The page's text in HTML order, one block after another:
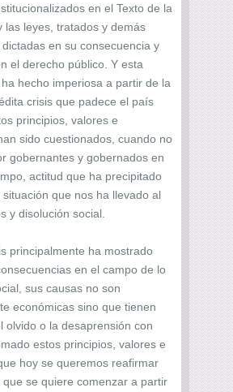
en el Texto de la
las leyes, tratados y demás
en su consecuencia y
el derecho público. Y esta
hecho imperiosa a partir de la
crisis que padece el país
principios, valores e
sido cuestionados, cuando no
gobernantes y gobernados en
actitud que ha precipitado
que nos ha llevado al
y disolución social.
principalmente ha mostrado
en el campo de lo
sus causas no son
económicas sino que tienen
olvido o la desaprensión con
estos principios, valores e
hoy se queremos reafirmar
se quiere comenzar a partir